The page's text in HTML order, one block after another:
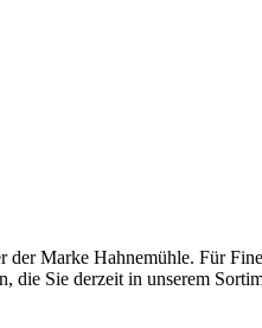
Marke Hahnemühle. Für
Sie derzeit in unserem